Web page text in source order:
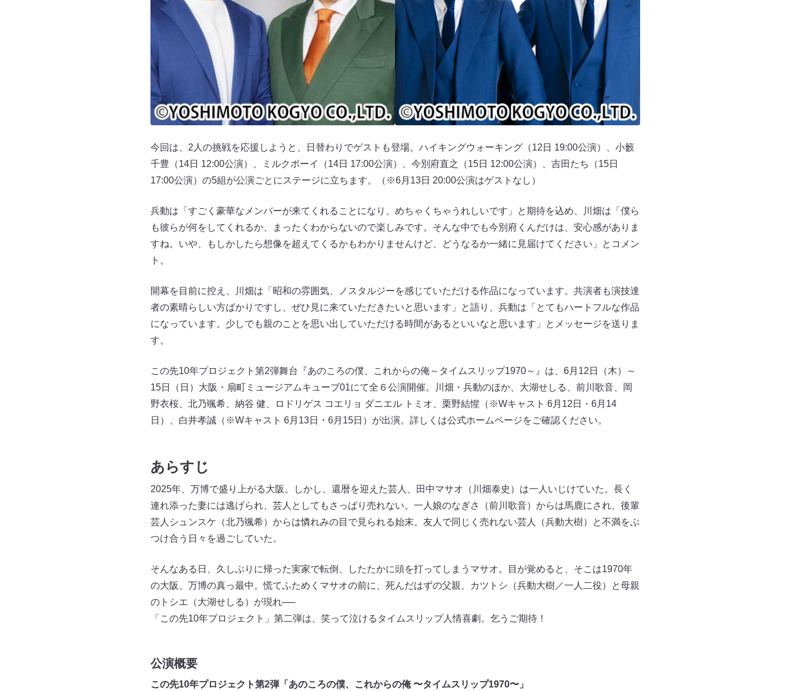
今回は、2人の挑戦を応援しようと、日替わりでゲストも登場。ハイキングウォーキング（12日 19:00公演）、小籔
千豊（14日 12:00公演）、ミルクボーイ（14日 17:00公演）、今別府直之（15日 12:00公演）、吉田たち（15日
17:00公演）の5組が公演ごとにステージに立ちます。（※6月13日 20:00公演はゲストなし）
兵動は「すごく豪華なメンバーが来てくれることになり、めちゃくちゃうれしいです」と期待を込め、川畑は「僕ら
も彼らが何をしてくれるか、まったくわからないので楽しみです。そんな中でも今別府くんだけは、安心感がありま
すね。いや、もしかしたら想像を超えてくるかもわかりませんけど、どうなるか一緒に見届けてください」とコメン
ト。
開幕を目前に控え、川畑は「昭和の雰囲気、ノスタルジーを感じていただける作品になっています。共演者も演技達
者の素晴らしい方ばかりですし、ぜひ見に来ていただきたいと思います」と語り、兵動は「とてもハートフルな作品
になっています。少しでも親のことを思い出していただける時間があるといいなと思います」とメッセージを送りま
す。
この先10年プロジェクト第2弾舞台『あのころの僕、これからの俺～タイムスリップ1970～』は、6月12日（木）～
15日（日）大阪・扇町ミュージアムキューブ01にて全６公演開催。川畑・兵動のほか、大湖せしる、前川歌音、岡
野衣桜、北乃颯希、納谷 健、ロドリゲス コエリョ ダニエル トミオ、栗野結惺（※Wキャスト 6月12日・6月14
日）、白井孝誠（※Wキャスト 6月13日・6月15日）が出演。詳しくは公式ホームページをご確認ください。
あらすじ
2025年、万博で盛り上がる大阪。しかし、還暦を迎えた芸人、田中マサオ（川畑泰史）は一人いじけていた。長く
連れ添った妻には逃げられ、芸人としてもさっぱり売れない。一人娘のなぎさ（前川歌音）からは馬鹿にされ、後輩
芸人シュンスケ（北乃颯希）からは憐れみの目で見られる始末。友人で同じく売れない芸人（兵動大樹）と不満をぶ
つけ合う日々を過ごしていた。
そんなある日、久しぶりに帰った実家で転倒、したたかに頭を打ってしまうマサオ。目が覚めると、そこは1970年
の大阪、万博の真っ最中。慌てふためくマサオの前に、死んだはずの父親、カツトシ（兵動大樹／一人二役）と母親
のトシエ（大湖せしる）が現れ──
「この先10年プロジェクト」第二弾は、笑って泣けるタイムスリップ人情喜劇。乞うご期待！
公演概要
この先10年プロジェクト第2弾「あのころの僕、これからの俺 〜タイムスリップ1970〜」